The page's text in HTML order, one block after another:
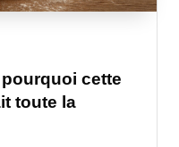
cette
toute la